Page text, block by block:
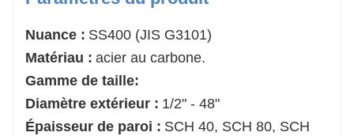
Nuance : SS400 (JIS G3101)
Matériau : acier au carbone.
Gamme de taille:
Diamètre extérieur : 1/2" - 48"
Épaisseur de paroi : SCH 40, SCH 80, SCH